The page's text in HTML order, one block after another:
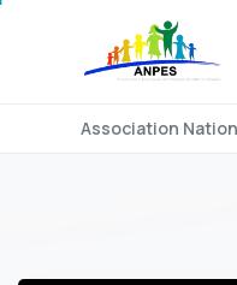
Association